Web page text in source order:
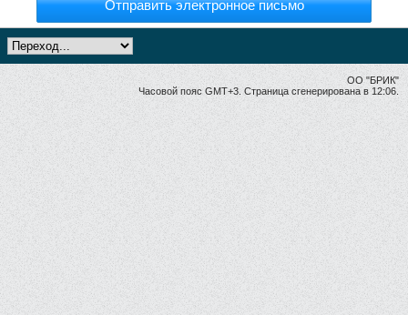
Отправить электронное письмо
ОО "БРИК"
Часовой пояс GMT+3. Страница сгенерирована в 12:06.